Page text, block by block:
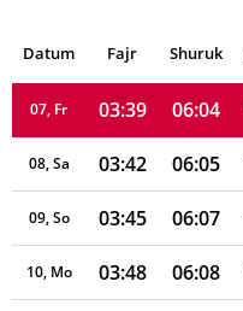
Datum Fajr Shuruk
06, Do 03:36 06:03
07, Fr 03:39 06:04
08, Sa 03:42 06:05
09, So 03:45 06:07
10, Mo 03:48 06:08